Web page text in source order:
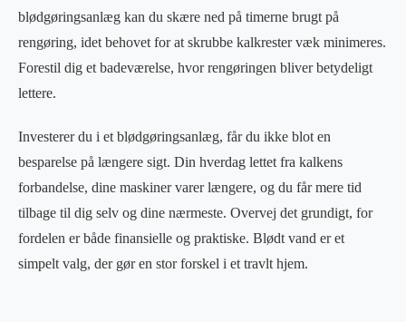
blødgøringsanlæg kan du skære ned på timerne brugt på
rengøring, idet behovet for at skrubbe kalkrester væk minimeres.
Forestil dig et badeværelse, hvor rengøringen bliver betydeligt
lettere.
Investerer du i et blødgøringsanlæg, får du ikke blot en
besparelse på længere sigt. Din hverdag lettet fra kalkens
forbandelse, dine maskiner varer længere, og du får mere tid
tilbage til dig selv og dine nærmeste. Overvej det grundigt, for
fordelen er både finansielle og praktiske. Blødt vand er et
simpelt valg, der gør en stor forskel i et travlt hjem.